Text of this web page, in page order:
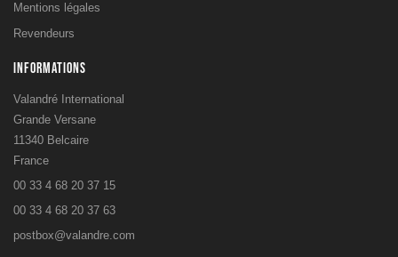
Mentions légales
Revendeurs
INFORMATIONS
Valandré International
Grande Versane
11340 Belcaire
France
00 33 4 68 20 37 15
00 33 4 68 20 37 63
postbox@valandre.com